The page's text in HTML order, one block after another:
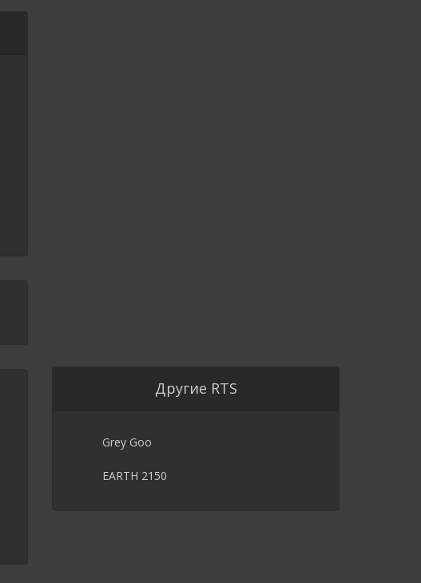
Другие RTS
Grey Goo
EARTH 2150